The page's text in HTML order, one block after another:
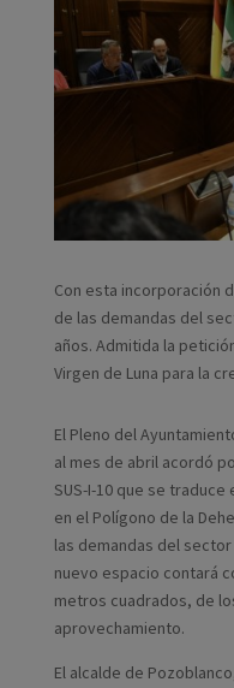
Con esta incorporación
de las demandas del
años. Admitida la
Virgen de Luna para la
El Pleno del
al mes de abril acordó
SUS-I-10 que se
en el Polígono de la
las demandas del
nuevo espacio contará
metros cuadrados, de
aprovechamiento.
El alcalde de